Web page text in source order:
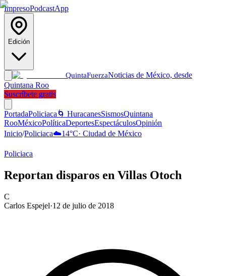
ImpresoPodcastApp
Edición
QuintaFuerzaNoticias de México, desde
Quintana Roo
Suscríbete gratis
PortadaPoliciaca 🌀 HuracanesSismosQuintana
RooMéxicoPolíticaDeportesEspectáculosOpinión
Inicio/Policiaca☁️14°C· Ciudad de México
Policiaca
Reportan disparos en Villas Otoch
C
Carlos Espejel·12 de julio de 2018